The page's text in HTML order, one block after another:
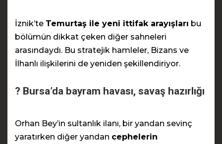
İznik’te Temurtaş ile yeni ittifak arayışları bu
bölümün dikkat çeken diğer sahneleri
arasındaydı. Bu stratejik hamleler, Bizans ve
İlhanlı ilişkilerini de yeniden şekillendiriyor.
? Bursa’da bayram havası, savaş hazırlığı
Orhan Bey’in sultanlık ilanı, bir yandan sevinç
yaratırken diğer yandan cephelerin